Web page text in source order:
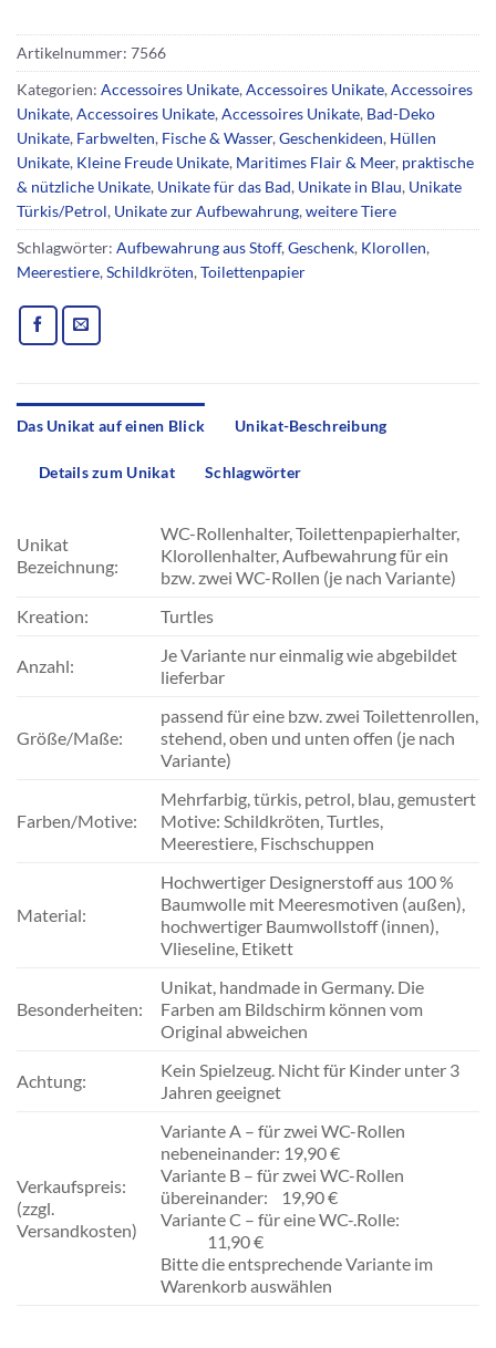
Artikelnummer: 7566
Kategorien: Accessoires Unikate,Accessoires Unikate,Accessoires
Unikate,Accessoires Unikate,Accessoires Unikate, Bad-Deko
Unikate, Farbwelten, Fische & Wasser,Geschenkideen, Hüllen
Unikate, Kleine Freude Unikate, Maritimes Flair & Meer, praktische
& nützliche Unikate, Unikate für das Bad, Unikate in Blau, Unikate
Türkis/Petrol, Unikate zur Aufbewahrung,weitere Tiere
Schlagwörter: Aufbewahrung aus Stoff,Geschenk, Klorollen,
Meerestiere,Schildkröten,Toilettenpapier
Das Unikat auf einen Blick Unikat-Beschreibung
Details zum Unikat Schlagwörter
Unikat
Bezeichnung:
WC-Rollenhalter, Toilettenpapierhalter,
Klorollenhalter, Aufbewahrung für ein
bzw. zwei WC-Rollen (je nach Variante)
Kreation:
Turtles
Anzahl:
Je Variante nur einmalig wie abgebildet
lieferbar
Größe/Maße:
passend für eine bzw. zwei Toilettenrollen,
stehend, oben und unten offen (je nach
Variante)
Farben/Motive:
Mehrfarbig, türkis, petrol, blau, gemustert
Motive: Schildkröten, Turtles,
Meerestiere, Fischschuppen
Material:
Hochwertiger Designerstoff aus 100 %
Baumwolle mit Meeresmotiven (außen),
hochwertiger Baumwollstoff (innen),
Vlieseline, Etikett
Besonderheiten:
Unikat, handmade in Germany. Die
Farben am Bildschirm können vom
Original abweichen
Achtung:
Kein Spielzeug. Nicht für Kinder unter 3
Jahren geeignet
Verkaufspreis:
(zzgl.
Versandkosten)
Variante A – für zwei WC-Rollen
nebeneinander: 19,90 €
Variante B – für zwei WC-Rollen
übereinander: 19,90 €
Variante C – für eine WC-.Rolle:
11,90 €
Bitte die entsprechende Variante im
Warenkorb auswählen